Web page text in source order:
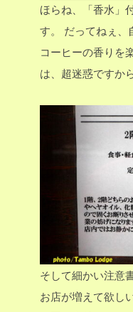
ほらね、「香水」
す。
だってねぇ、
コーヒーの香りを
は、超迷惑ですから
そして細かい注意
お店が増えて欲し